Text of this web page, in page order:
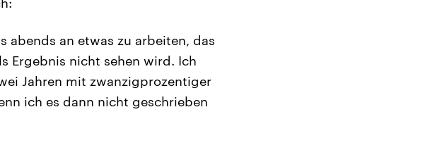
abends an etwas zu arbeiten, das
Ergebnis nicht sehen wird. Ich
Jahren mit zwanzigprozentiger
ich es dann nicht geschrieben